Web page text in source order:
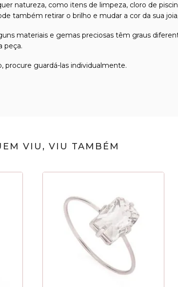
natureza, como itens de limpeza, cloro de
também retirar o brilho e mudar a cor da sua
materiais e gemas preciosas têm graus
peça.
procure guardá-las individualmente.
VIU, VIU TAMBÉM